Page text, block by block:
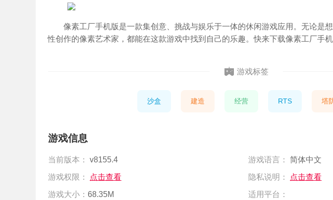
像素工厂手机版是一款集创意、挑战与娱乐于一体的休闲游戏应用。无论是
性创作的像素艺术家，都能在这款游戏中找到自己的乐趣。快来下载像素工厂手
游戏标签
沙盒 建造 经营 RTS 塔
游戏信息
当前版本： v8155.4 游戏语言： 简体中文
游戏权限： 点击查看 隐私说明： 点击查看
游戏大小： 68.35M 适用平台：